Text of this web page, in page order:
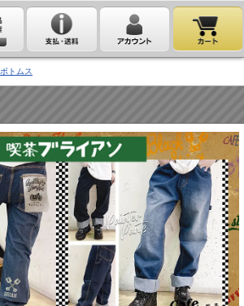
ボトムス